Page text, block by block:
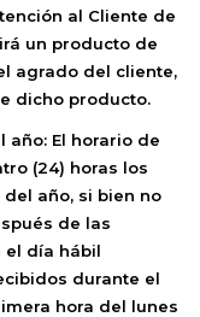
al Cliente de
un producto de
agrado del cliente,
dicho producto.
año: El horario de
(24) horas los
año, si bien no
de las
el día hábil
durante el
hora del lunes